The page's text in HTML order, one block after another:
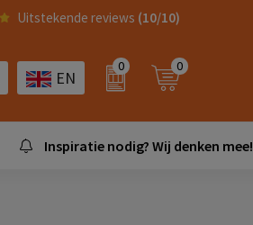
Uitstekende reviews (10/10)
EN
0 0
Inspiratie nodig? Wij denken mee!